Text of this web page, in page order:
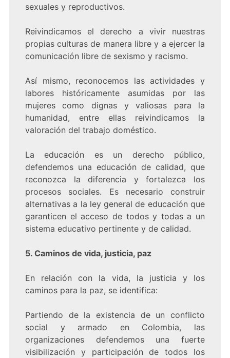
sexuales y reproductivos.
Reivindicamos el derecho a vivir nuestras
propias culturas de manera libre y a ejercer la
comunicación libre de sexismo y racismo.
Así mismo, reconocemos las actividades y
labores históricamente asumidas por las
mujeres como dignas y valiosas para la
humanidad, entre ellas reivindicamos la
valoración del trabajo doméstico.
La educación es un derecho público,
defendemos una educación de calidad, que
reconozca la diferencia y fortalezca los
procesos sociales. Es necesario construir
alternativas a la ley general de educación que
garanticen el acceso de todos y todas a un
sistema educativo pertinente y de calidad.
5. Caminos de vida, justicia, paz
En relación con la vida, la justicia y los
caminos para la paz, se identifica:
Partiendo de la existencia de un conflicto
social y armado en Colombia, las
organizaciones defendemos una fuerte
visibilización y participación de todos los